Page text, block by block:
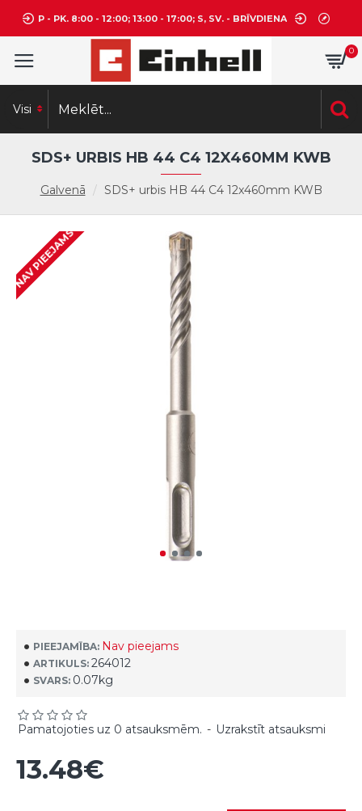
P - PK. 8:00 - 12:00; 13:00 - 17:00; S, SV. - BRĪVDIENA
0
Visi
Galvenā SDS+ urbis HB 44 C4 12x460mm KWB
SDS+ URBIS HB 44 C4 12X460MM KWB
NAV PIEEJAMS
PIEEJAMĪBA: Nav pieejams
ARTIKULS: 264012
SVARS: 0.07kg
Pamatojoties uz 0 atsauksmēm. - Uzrakstīt atsauksmi
13.48€